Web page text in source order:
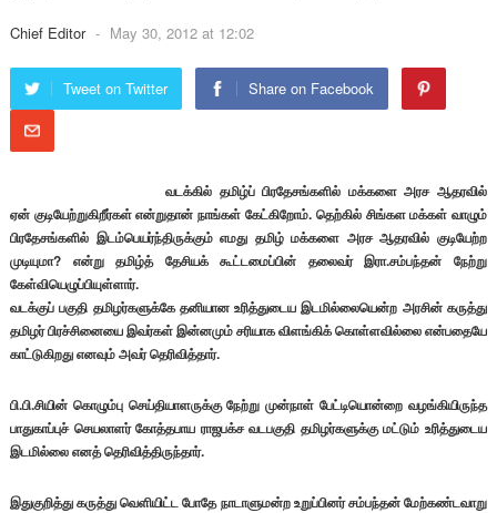
Chief Editor - May 30, 2012 at 12:02
Tweet on Twitter Share on Facebook
வடக்கில் தமிழ்ப் பிரதேசங்களில் மக்களை அரச ஆதரவில்
ஏன் குடியேற்றுகிறீர்கள் என்றுதான் நாங்கள் கேட்கிறோம். தெற்கில் சிங்கள மக்கள் வாழும்
பிரதேசங்களில் இடம்பெயர்ந்திருக்கும் எமது தமிழ் மக்களை அரச ஆதரவில் குடியேற்ற
முடியுமா? என்று தமிழ்த் தேசியக் கூட்டமைப்பின் தலைவர் இரா.சம்பந்தன் நேற்று
கேள்வியெழுப்பியுள்ளார்.
வடக்குப் பகுதி தமிழர்களுக்கே தனியான உரித்துடைய இடமில்லையென்ற அரசின் கருத்து
தமிழர் பிரச்சினையை இவர்கள் இன்னமும் சரியாக விளங்கிக் கொள்ளவில்லை என்பதையே
காட்டுகிறது எனவும் அவர் தெரிவித்தார்.
பி.பி.சியின் கொழும்பு செய்தியாளருக்கு நேற்று முன்நாள் பேட்டியொன்றை வழங்கியிருந்த
பாதுகாப்புச் செயலாளர் கோத்தபாய ராஜபக்ச வடபகுதி தமிழர்களுக்கு மட்டும் உரித்துடைய
இடமில்லை எனத் தெரிவித்திருந்தார்.
இதுகுறித்து கருத்து வெளியிட்ட போதே நாடாளுமன்ற உறுப்பினர் சம்பந்தன் மேற்கண்டவாறு